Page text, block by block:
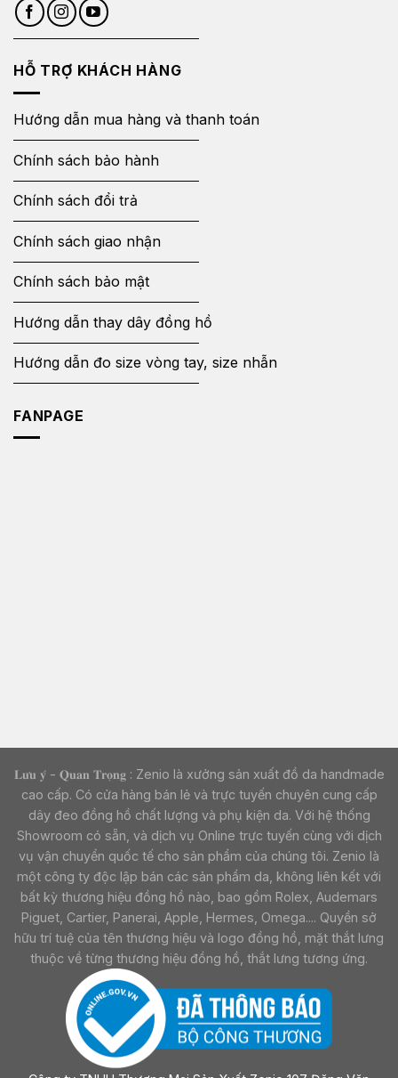
HỖ TRỢ KHÁCH HÀNG
Hướng dẫn mua hàng và thanh toán
Chính sách bảo hành
Chính sách đổi trả
Chính sách giao nhận
Chính sách bảo mật
Hướng dẫn thay dây đồng hồ
Hướng dẫn đo size vòng tay, size nhẫn
FANPAGE
𝐋𝐮̛𝐮 𝐲́ - 𝐐𝐮𝐚𝐧 𝐓𝐫𝐨̣𝐧𝐠 : Zenio là xưởng sản xuất đồ da handmade
cao cấp. Có cửa hàng bán lẻ và trực tuyến chuyên cung cấp
dây đeo đồng hồ chất lượng và phụ kiện da. Với hệ thống
Showroom có sẵn, và dịch vụ Online trực tuyến cùng với dịch
vụ vận chuyển quốc tế cho sản phẩm của chúng tôi. Zenio là
một công ty độc lập bán các sản phẩm da, không liên kết với
bất kỳ thương hiệu đồng hồ nào, bao gồm Rolex, Audemars
Piguet, Cartier, Panerai, Apple, Hermes, Omega.... Quyền sở
hữu trí tuệ của tên thương hiệu và logo đồng hồ, mặt thắt lưng
thuộc về từng thương hiệu đồng hồ, thắt lưng tương ứng.